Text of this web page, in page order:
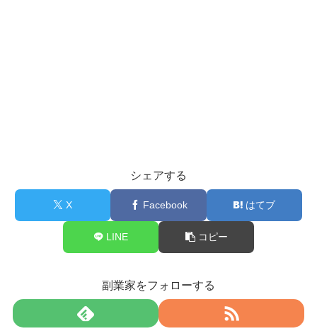
シェアする
X Facebook はてブ
LINE コピー
副業家をフォローする